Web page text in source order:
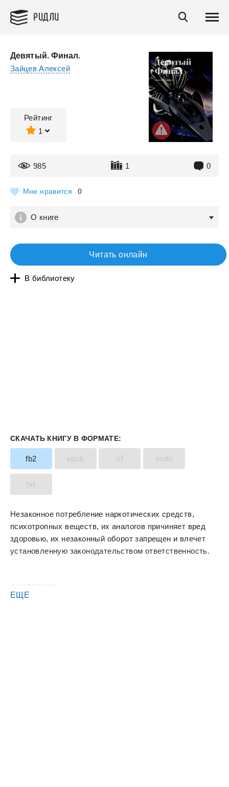
РИДЛИ
Девятый. Финал.
Зайцев Алексей
Рейтинг
1
985 1 0
Мне нравится 0
О книге
Читать онлайн
В библиотеку
СКАЧАТЬ КНИГУ В ФОРМАТЕ:
fb2 epub rtf mobi
txt
Незаконное потребление наркотических средств,
психотропных веществ, их аналогов причиняет вред
здоровью, их незаконный оборот запрещен и влечет
установленную законодательством ответственность.
История Девятого подходит к концу, но это не значит
ЕЩЕ